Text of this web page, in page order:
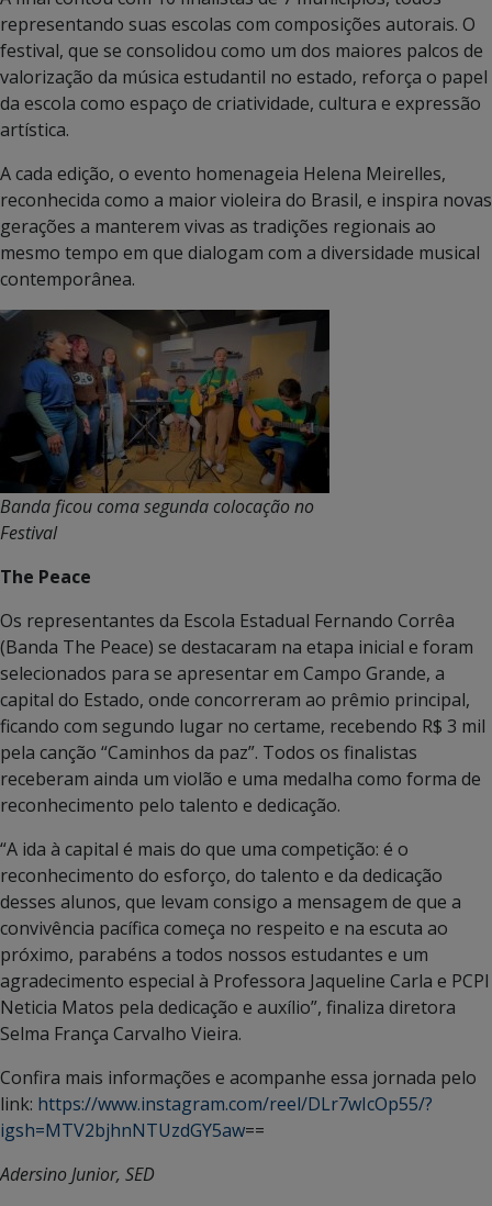
representando suas escolas com composições autorais. O
festival, que se consolidou como um dos maiores palcos de
valorização da música estudantil no estado, reforça o papel
da escola como espaço de criatividade, cultura e expressão
artística.
A cada edição, o evento homenageia Helena Meirelles,
reconhecida como a maior violeira do Brasil, e inspira novas
gerações a manterem vivas as tradições regionais ao
mesmo tempo em que dialogam com a diversidade musical
contemporânea.
Banda ficou coma segunda colocação no
Festival
The Peace
Os representantes da Escola Estadual Fernando Corrêa
(Banda The Peace) se destacaram na etapa inicial e foram
selecionados para se apresentar em Campo Grande, a
capital do Estado, onde concorreram ao prêmio principal,
ficando com segundo lugar no certame, recebendo R$ 3 mil
pela canção “Caminhos da paz”. Todos os finalistas
receberam ainda um violão e uma medalha como forma de
reconhecimento pelo talento e dedicação.
“A ida à capital é mais do que uma competição: é o
reconhecimento do esforço, do talento e da dedicação
desses alunos, que levam consigo a mensagem de que a
convivência pacífica começa no respeito e na escuta ao
próximo, parabéns a todos nossos estudantes e um
agradecimento especial à Professora Jaqueline Carla e PCPI
Neticia Matos pela dedicação e auxílio”, finaliza diretora
Selma França Carvalho Vieira.
Confira mais informações e acompanhe essa jornada pelo
link: https://www.instagram.com/reel/DLr7wIcOp55/?
igsh=MTV2bjhnNTUzdGY5aw==
Adersino Junior, SED